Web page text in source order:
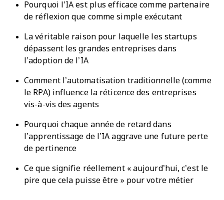
Pourquoi l’IA est plus efficace comme partenaire
de réflexion que comme simple exécutant
La véritable raison pour laquelle les startups
dépassent les grandes entreprises dans
l’adoption de l’IA
Comment l’automatisation traditionnelle (comme
le RPA) influence la réticence des entreprises
vis-à-vis des agents
Pourquoi chaque année de retard dans
l’apprentissage de l’IA aggrave une future perte
de pertinence
Ce que signifie réellement « aujourd’hui, c’est le
pire que cela puisse être » pour votre métier